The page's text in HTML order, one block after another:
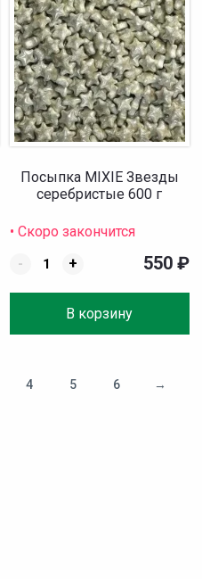
Посыпка MIXIE Звезды
серебристые 600 г
• Скоро закончится
-
+
В корзину
550 ₽
4 5 6 →